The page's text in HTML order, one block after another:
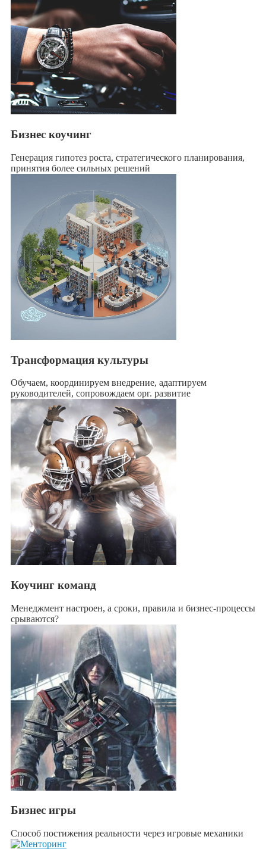
Бизнес коучинг
Генерация гипотез роста, стратегического планирования,
принятия более сильных решений
Трансформация культуры
Обучаем, координируем внедрение, адаптируем
руководителей, сопровождаем орг. развитие
Коучинг команд
Менеджмент настроен, а сроки, правила и бизнес-процессы
срываются?
Бизнес игры
Способ постижения реальности через игровые механики